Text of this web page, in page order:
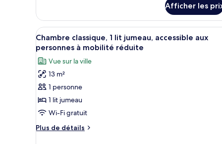
lits
Chambre
Deluxe,
Plusieurs
lits
Afficher les
Afficher
toutes
les
photos
pour
ce
type
de
chambre :
Chambre
Une chambre d’hôtel
3
Chambre classique, 1 lit jumeau, accessible aux
personnes à mobilité réduite
Vue sur la ville
13 m²
1 personne
1 lit jumeau
Wi-Fi gratuit
Plus de détails
Plus